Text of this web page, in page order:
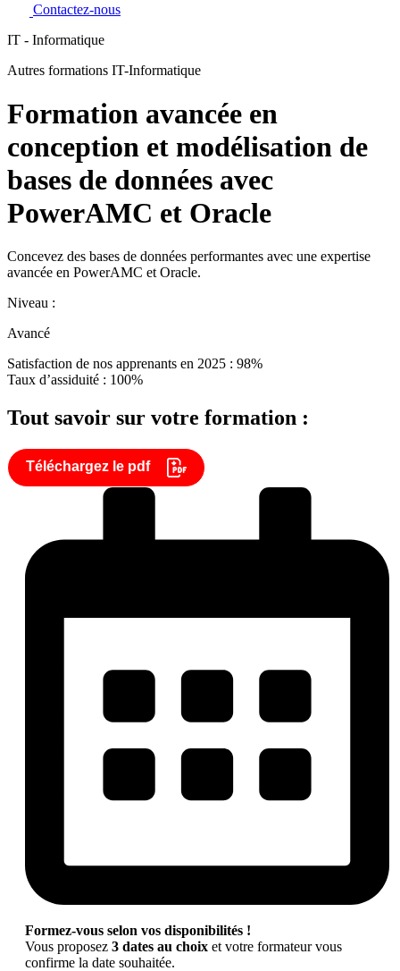
Contactez-nous
IT - Informatique
Autres formations IT-Informatique
Formation avancée en
conception et modélisation de
bases de données avec
PowerAMC et Oracle
Concevez des bases de données performantes avec une expertise
avancée en PowerAMC et Oracle.
Niveau :
Avancé
Satisfaction de nos apprenants en 2025 : 98%
Taux d’assiduité : 100%
Tout savoir sur votre formation :
Téléchargez le pdf
Formez-vous selon vos disponibilités !
Vous proposez 3 dates au choix et votre formateur vous
confirme la date souhaitée.